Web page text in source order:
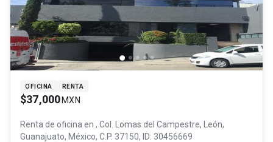
OFICINA RENTA
$37,000 MXN
Renta de oficina en , Col. Lomas del Campestre, León,
Guanajuato, México, C.P. 37150, ID: 30456669